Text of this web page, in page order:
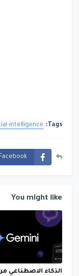
Tags:
intelligence
Facebook
You might like
الذكاء الاصطناعي